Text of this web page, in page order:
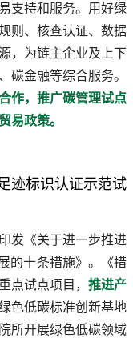
支持和服务。用好绿
则、核查认证、数据
，为链主企业及上下
碳金融等综合服务。
作，推广碳管理试点
易政策。
迹标识认证示范试
发《关于进一步推进
的十条措施》。《措
点试点项目， 推进产
色低碳标准创新基地
所开展绿色低碳领域